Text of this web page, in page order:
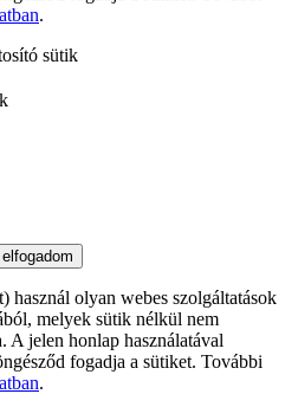
.
sütik
használ olyan webes szolgáltatások
melyek sütik nélkül nem
A jelen honlap használatával
fogadja a sütiket. További
.